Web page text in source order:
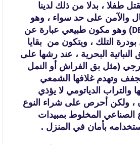
طفلا ، بدلا من ذلك لدينا
والآمن على حد سواء ، وهو
) وهو مكون طبيعي عبارة عن
التلك ، ويتكون من بقايا
البحرية ، عند رشها على
(مثل بق الفراش أو النمل
تجفف وتهدم غلافها الشمعي
والتراب الدياتومي لا يؤذي
، ولكن أحرص على شراء النوع
الصناعي المخلوط بمبيدات
بأمان في المنزل .